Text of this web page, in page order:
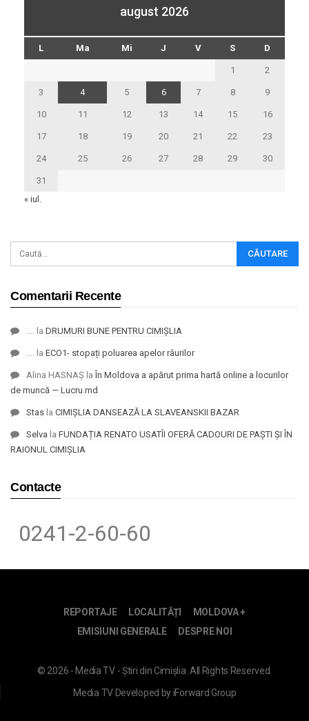
august 2026
L Ma Mi J V S D
1 2
3 4 5 6 7 8 9
10 11 12 13 14 15 16
17 18 19 20 21 22 23
24 25 26 27 28 29 30
31
« iul.
Comentarii Recente
la DRUMURI BUNE PENTRU CIMIȘLIA
la ECO1- stopați poluarea apelor râurilor
Alina HASNAȘ la În Moldova a apărut prima hartă online a locurilor
de muncă — Lucru.md
Stas la CIMIȘLIA DANSEAZĂ LA SLAVEANSKII BAZAR
Selva la FUNDAȚIA RENATO USATÎI OFERĂ CADOURI DE PAȘTI ȘI ÎN
RAIONUL CIMIȘLIA
Contacte
0241-2-60-60
REPORTAJE LOCALITĂȚI
MOLDOVA +
EMISIUNI GENERALE
DESPRE NOI
© 2026 - Media TV - Știri din Cimișlia. All Rights Reserved.
Media TVDeveloped byiForward Group